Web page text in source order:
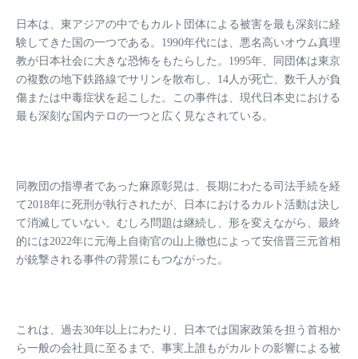
日本は、東アジアの中でもカルト団体による被害を最も深刻に経
験してきた国の一つである。1990年代には、悪名高いオウム真理
教が日本社会に大きな恐怖をもたらした。1995年、同団体は東京
の複数の地下鉄路線でサリンを散布し、14人が死亡、数千人が負
傷または中毒症状を起こした。この事件は、現代日本史における
最も深刻な国内テロの一つと広く見なされている。
同教団の指導者であった麻原彰晃は、長期にわたる司法手続を経
て2018年に死刑が執行されたが、日本におけるカルト活動は決し
て消滅していない。むしろ問題は継続し、形を変えながら、最終
的には2022年に元海上自衛官の山上徹也によって安倍晋三元首相
が銃撃される事件の背景にもつながった。
これは、過去30年以上にわたり、日本では国家政策を担う首相か
ら一般の会社員に至るまで、事実上誰もがカルトの影響による被